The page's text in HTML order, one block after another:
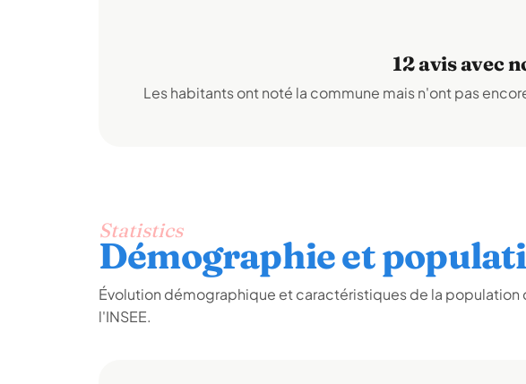
12 avis avec
Les habitants ont noté la commune mais n'ont pas
Statistics
Démographie et
Évolution démographique et caractéristiques de la population
l'INSEE.